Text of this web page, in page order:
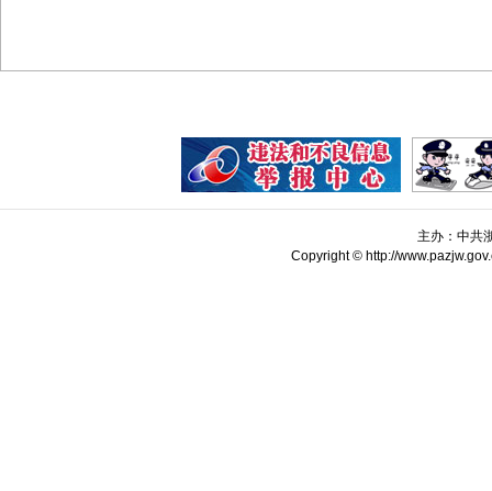
主办：中共
Copyright © http://